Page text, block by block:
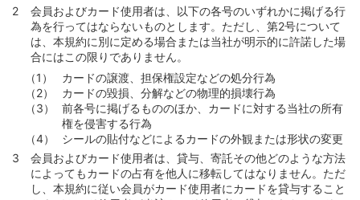
会員およびカード使用者は、以下の各号のいずれかに掲げる行
為を行ってはならないものとします。ただし、第2号について
は、本規約に別に定める場合または当社が明示的に許諾した場
合にはこの限りでありません。
カードの譲渡、担保権設定などの処分行為
カードの毀損、分解などの物理的損壊行為
前各号に掲げるもののほか、カードに対する当社の所有
権を侵害する行為
シールの貼付などによるカードの外観または形状の変更
会員およびカード使用者は、貸与、寄託その他どのような方法
によってもカードの占有を他人に移転してはなりません。ただ
し、本規約に従い会員がカード使用者にカードを貸与すること